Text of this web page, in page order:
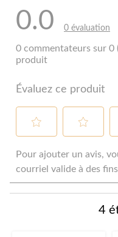
0.0 0 évaluation
0 commentateurs sur 0
produit
Évaluez ce produit
pour
évaluer
pour
évaluer
Pour ajouter un avis,
courriel valide à des
4